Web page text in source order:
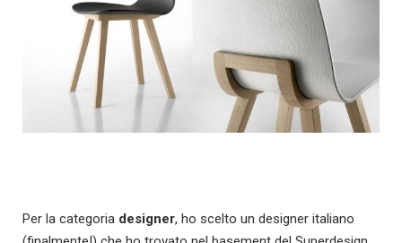
Per la categoria designer, ho scelto un designer italiano